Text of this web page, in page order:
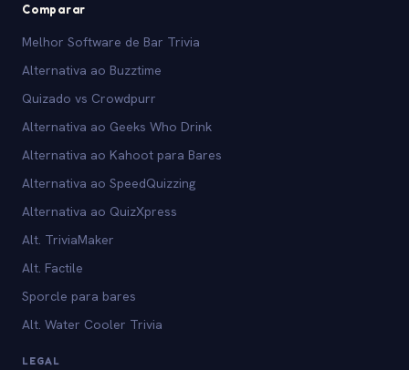
Comparar
Melhor Software de Bar Trivia
Alternativa ao Buzztime
Quizado vs Crowdpurr
Alternativa ao Geeks Who Drink
Alternativa ao Kahoot para Bares
Alternativa ao SpeedQuizzing
Alternativa ao QuizXpress
Alt. TriviaMaker
Alt. Factile
Sporcle para bares
Alt. Water Cooler Trivia
LEGAL